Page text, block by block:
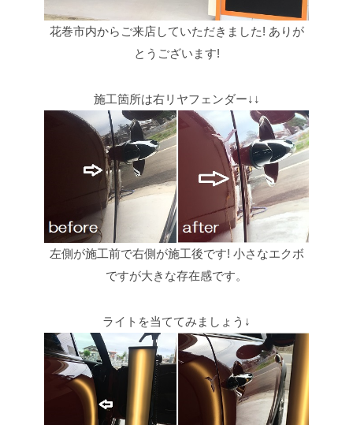
花巻市内からご来店していただきました! ありが
とうございます!
施工箇所は右リヤフェンダー↓↓
左側が施工前で右側が施工後です! 小さなエクボ
ですが大きな存在感です。
ライトを当ててみましょう↓